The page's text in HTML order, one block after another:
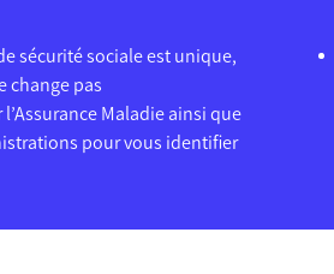
sécurité sociale est unique,
change pas
Maladie ainsi que
pour vous identifier